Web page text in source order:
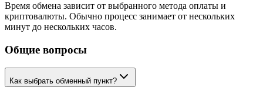
Время обмена зависит от выбранного метода оплаты и
криптовалюты. Обычно процесс занимает от нескольких
минут до нескольких часов.
Общие вопросы
Как выбрать обменный пункт?